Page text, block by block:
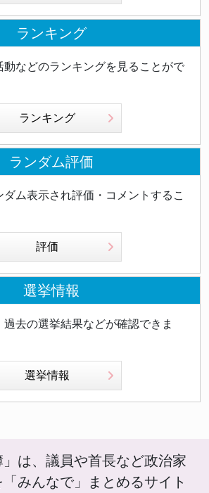
ランキング
動などのランキングを見ることがで
ランキング
ランダム評価
ム表示され評価・コメントするこ
評価
選挙情報
去の選挙結果などが確認できま
選挙情報
」は、議員や首長など政治家
みんなで」まとめるサイト